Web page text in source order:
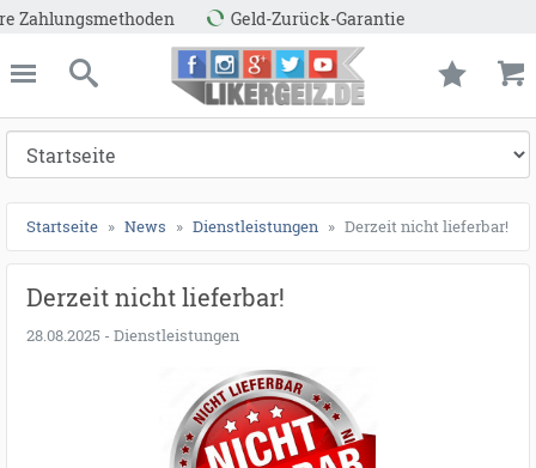
Geld-Zurück-Garantie
Likergeiz.de
schließen
Suche
Startseite News Dienstleistungen Derzeit nicht lieferbar!
Derzeit nicht lieferbar!
28.08.2025 - Dienstleistungen